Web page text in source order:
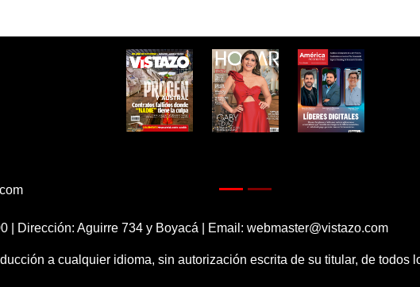
| Dirección: Aguirre 734 y Boyacá | Email: webmaster@vistazo.com
a cualquier idioma, sin autorización escrita de su titular, de todos